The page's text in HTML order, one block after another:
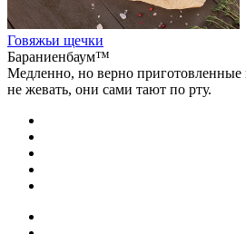
Говяжьи щечки
Бараниенбаум™
Медленно, но верно
не жевать, они сами тают по рту.